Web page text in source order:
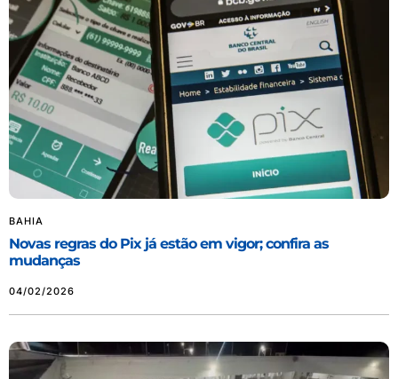
BAHIA
Novas regras do Pix já estão em vigor; confira as
mudanças
04/02/2026